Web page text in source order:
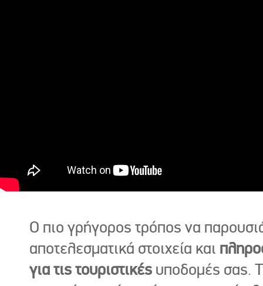
Ο πιο γρήγορος τρόπος να
αποτελεσματικά στοιχεία και
για τις τουριστικές υποδομές σας.